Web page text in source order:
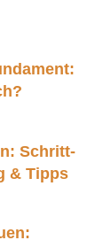
Schritt-
& Tipps